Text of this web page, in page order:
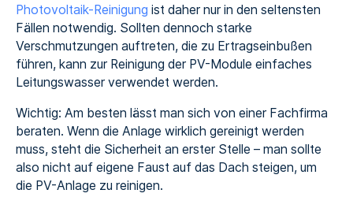
Photovoltaik-Reinigung ist daher nur in den seltensten
Fällen notwendig. Sollten dennoch starke
Verschmutzungen auftreten, die zu Ertragseinbußen
führen, kann zur Reinigung der PV-Module einfaches
Leitungswasser verwendet werden.
Wichtig: Am besten lässt man sich von einer Fachfirma
beraten. Wenn die Anlage wirklich gereinigt werden
muss, steht die Sicherheit an erster Stelle – man sollte
also nicht auf eigene Faust auf das Dach steigen, um
die PV-Anlage zu reinigen.